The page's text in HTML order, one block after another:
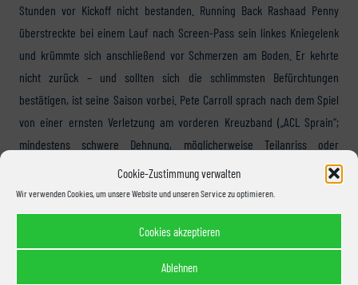
Cookie-Zustimmung verwalten
Wir verwenden Cookies, um unsere Website und unseren Service zu optimieren.
Cookies akzeptieren
Ablehnen
Stunden vor Kickoff nicht bestanden. Running Back Rashaad Penny
überstreckte bei einem Lauf nach Screen-Pass sein linkes Kniegelenk
und krümmte sich anschließend vor Schmerzen am Boden. Er kehrte
nicht zurück – und sollten sich die schlimmsten Befürchtungen
bestätigen, ist seine Saison vorbei. Pete Carroll sprach nach dem Spiel
von einer ernsten Verletzung am vorderen Kreuzband („ACL Sprain“;
mindestens schwere Dehnung, möglicherweise Teilanriss oder
kompletter Riss), konnte aber noch keine Details nennen.
Fazit:
einer Welle der Euphorie (und des Glücks) siegten die Seattle Seahawks